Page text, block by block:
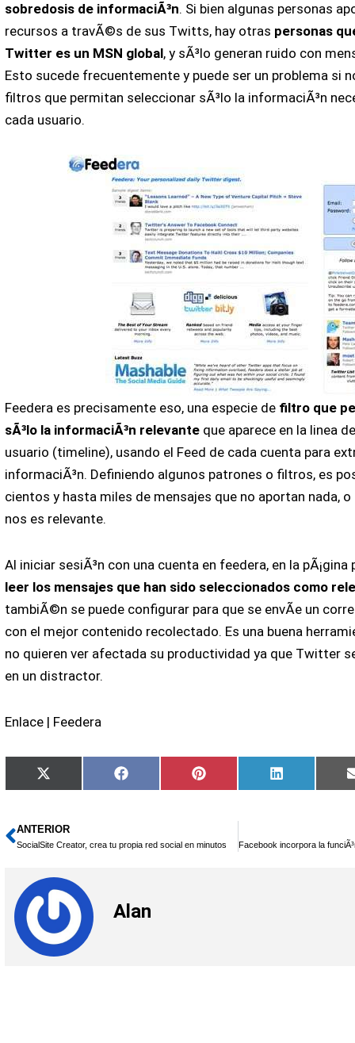
sobredosis de informaciÃ³n. Si bien algunas personas
recursos a travÃ©s de sus Twitts, hay otras personas
Twitter es un MSN global, y sÃ³lo generan ruido con
Esto sucede frecuentemente y puede ser un problema si
filtros que permitan seleccionar sÃ³lo la informaciÃ³n
cada usuario.
Feedera es precisamente eso, una especie de filtro que
sÃ³lo la informaciÃ³n relevante que aparece en la linea
usuario (timeline), usando el Feed de cada cuenta para
informaciÃ³n. Definiendo algunos patrones o filtros, es
cientos y hasta miles de mensajes que no aportan nada,
nos es relevante.
Al iniciar sesiÃ³n con una cuenta en feedera, en la pÃ¡gina
leer los mensajes que han sido seleccionados como
tambiÃ©n se puede configurar para que se envÃ­e un
con el mejor contenido recolectado. Es una buena
no quieren ver afectada su productividad ya que Twitter
en un distractor.
Enlace | Feedera
Compartir
en
X
(Twitter)
Compartir
en
Facebook
Compartir
en
Pinterest
Compartir
en
LinkedIn
Ant
ANTERIOR
SocialSite Creator, crea tu propia red social en minutos
Alan